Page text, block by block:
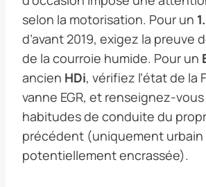
selon la motorisation. Pour un
d’avant 2019, exigez la preuve
de la courroie humide. Pour un
ancien HDi, vérifiez l’état de la
vanne EGR, et renseignez-
habitudes de conduite du
précédent (uniquement urbain
potentiellement encrassée).